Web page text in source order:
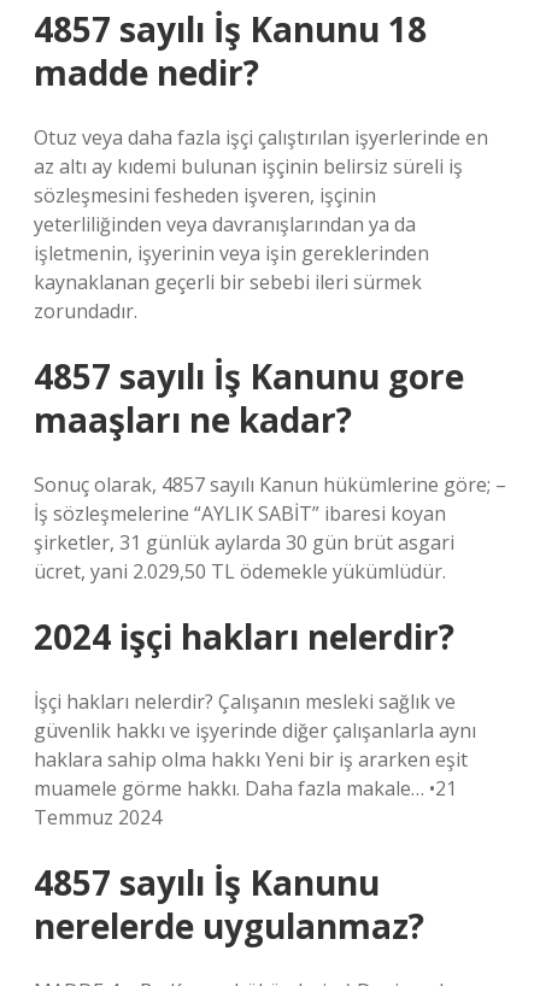
4857 sayılı İş Kanunu 18
madde nedir?
Otuz veya daha fazla işçi çalıştırılan işyerlerinde en
az altı ay kıdemi bulunan işçinin belirsiz süreli iş
sözleşmesini fesheden işveren, işçinin
yeterliliğinden veya davranışlarından ya da
işletmenin, işyerinin veya işin gereklerinden
kaynaklanan geçerli bir sebebi ileri sürmek
zorundadır.
4857 sayılı İş Kanunu gore
maaşları ne kadar?
Sonuç olarak, 4857 sayılı Kanun hükümlerine göre; –
İş sözleşmelerine “AYLIK SABİT” ibaresi koyan
şirketler, 31 günlük aylarda 30 gün brüt asgari
ücret, yani 2.029,50 TL ödemekle yükümlüdür.
2024 işçi hakları nelerdir?
İşçi hakları nelerdir? Çalışanın mesleki sağlık ve
güvenlik hakkı ve işyerinde diğer çalışanlarla aynı
haklara sahip olma hakkı Yeni bir iş ararken eşit
muamele görme hakkı. Daha fazla makale… •21
Temmuz 2024
4857 sayılı İş Kanunu
nerelerde uygulanmaz?